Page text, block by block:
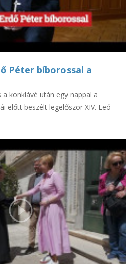
Péter bíborossal a
konklávé után egy nappal a
előtt beszélt legelőször XIV. Leó